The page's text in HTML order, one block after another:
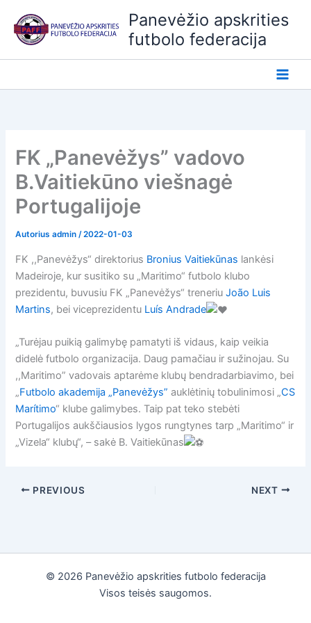
prie
turinio
Panevėžio apskrities
futbolo federacija
FK „Panevėžys” vadovo
B.Vaitiekūno viešnagė
Portugalijoje
Autorius admin/2022-01-03
FK ,,Panevėžys“ direktorius Bronius Vaitiekūnas lankėsi
Madeiroje, kur susitiko su „Maritimo“ futbolo klubo
prezidentu, buvusiu FK „Panevėžys“ treneriuJoão Luis
Martins, bei viceprezidentu Luís Andrade
„Turėjau puikią galimybę pamatyti iš vidaus, kaip veikia
didelė futbolo organizacija. Daug pamačiau ir sužinojau. Su
,,Maritimo” vadovais aptarėme klubų bendradarbiavimo, bei
„Futbolo akademija „Panevėžys” auklėtinių tobulinimosi „CS
Marítimo“ klube galimybes. Taip pat teko stebėti
Portugalijos aukščiausios lygos rungtynes tarp „Maritimo“ ir
„Vizela“ klubų“, – sakė B. Vaitiekūnas
PREVIOUS NEXT
© 2026 Panevėžio apskrities futbolo federacija
Visos teisės saugomos.